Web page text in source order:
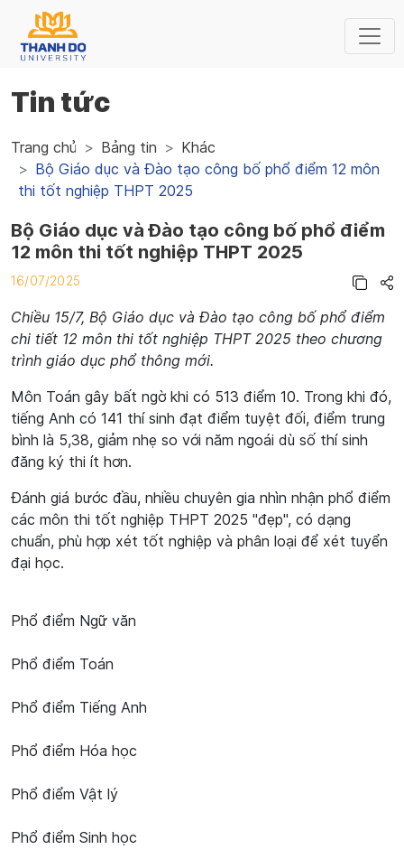
Tin tức
Trang chủ Bảng tin
Khác
Bộ Giáo dục và Đào tạo công bố phổ điểm 12 môn
thi tốt nghiệp THPT 2025
Bộ Giáo dục và Đào tạo công bố phổ điểm
12 môn thi tốt nghiệp THPT 2025
16/07/2025
Chiều 15/7, Bộ Giáo dục và Đào tạo công bố phổ điểm
chi tiết 12 môn thi tốt nghiệp THPT 2025 theo chương
trình giáo dục phổ thông mới.
Môn Toán gây bất ngờ khi có 513 điểm 10. Trong khi đó,
tiếng Anh có 141 thí sinh đạt điểm tuyệt đối, điểm trung
bình là 5,38, giảm nhẹ so với năm ngoái dù số thí sinh
đăng ký thi ít hơn.
Đánh giá bước đầu, nhiều chuyên gia nhìn nhận phổ điểm
các môn thi tốt nghiệp THPT 2025 "đẹp", có dạng
chuẩn, phù hợp xét tốt nghiệp và phân loại để xét tuyển
đại học.
Phổ điểm Ngữ văn
Phổ điểm Toán
Phổ điểm Tiếng Anh
Phổ điểm Hóa học
Phổ điểm Vật lý
Phổ điểm Sinh học